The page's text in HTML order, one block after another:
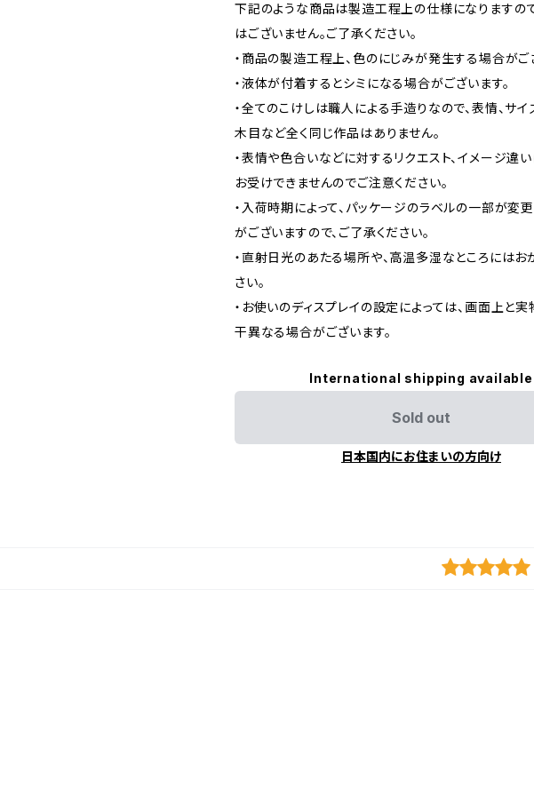
下記のような商品は製造工程上の仕様になりますの
はございません。ご了承ください。
・商品の製造工程上、色のにじみが発生する場合がご
・液体が付着するとシミになる場合がございます。
・全てのこけしは職人による手造りなので、表情、サイ
木目など全く同じ作品はありません。
・表情や色合いなどに対するリクエスト、イメージ違
お受けできませんのでご注意ください。
・入荷時期によって、パッケージのラベルの一部が変
がございますので、ご了承ください。
・直射日光のあたる場所や、高温多湿なところにはお
さい。
・お使いのディスプレイの設定によっては、画面上と
干異なる場合がございます。
International shipping available
Sold out
日本国内にお住まいの方向け